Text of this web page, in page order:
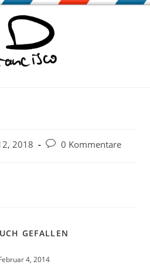
2018
Beitrags-
0 Kommentare
GEFALLEN
4, 2014